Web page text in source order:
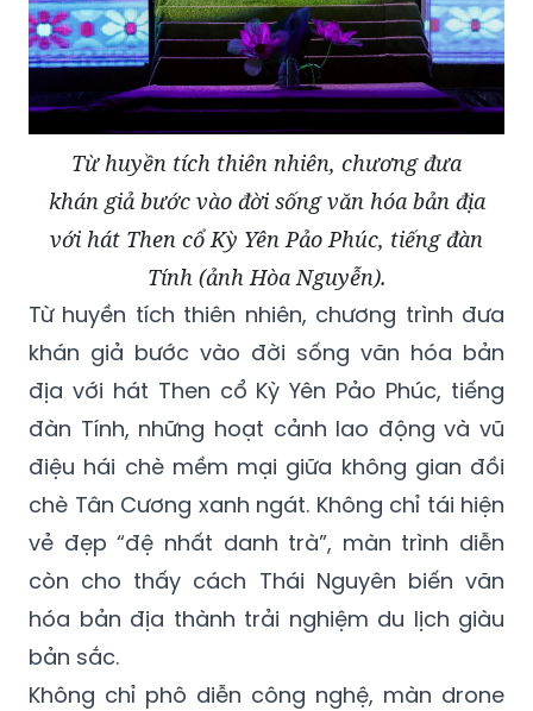
Từ huyền tích thiên nhiên, chương đưa
khán giả bước vào đời sống văn hóa bản địa
với hát Then cổ Kỳ Yên Pảo Phúc, tiếng đàn
Tính (ảnh Hòa Nguyễn).
Từ huyền tích thiên nhiên, chương trình đưa
khán giả bước vào đời sống văn hóa bản
địa với hát Then cổ Kỳ Yên Pảo Phúc, tiếng
đàn Tính, những hoạt cảnh lao động và vũ
điệu hái chè mềm mại giữa không gian đồi
chè Tân Cương xanh ngát. Không chỉ tái hiện
vẻ đẹp “đệ nhất danh trà”, màn trình diễn
còn cho thấy cách Thái Nguyên biến văn
hóa bản địa thành trải nghiệm du lịch giàu
bản sắc.
Không chỉ phô diễn công nghệ, màn drone